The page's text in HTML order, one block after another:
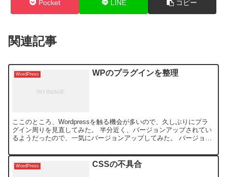
Pocket LINE コピー
関連記事
WordPress WPのプラグインを整理
ここのところ、Wordpressを触る機会が多いので、久しぶりにプラ
グイン周りを見直してみた。 半分近く、バージョンアップされてい
るようだったので、一気にバージョンアップしてみた。 バージョン
WordPress CSSの不具合